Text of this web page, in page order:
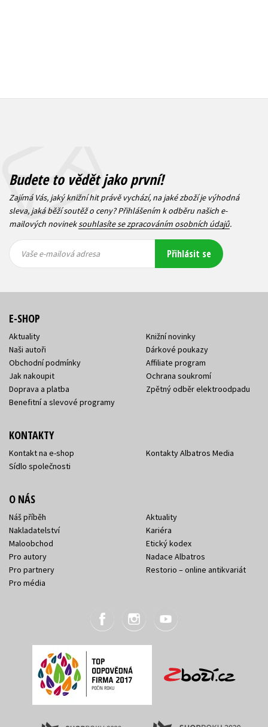
Budete to vědět jako první!
Zajímá Vás, jaký knižní hit právě vychází, na jaké zboží je výhodná
sleva, jaká běží soutěž o ceny? Přihlášením k odběru našich e-
mailových novineksouhlasíte se zpracováním osobních údajů.
mailová
mailová
Vaše e-mailová adresa Přihlásit se
E-SHOP
Aktuality
Naši autoři
Obchodní podmínky
Jak nakoupit
Doprava a platba
Benefitní a slevové programy
Knižní novinky
Dárkové poukazy
Affiliate program
Ochrana soukromí
Zpětný odběr elektroodpadu
KONTAKTY
Kontakt na e-shop
Sídlo společnosti
Kontakty Albatros Media
O NÁS
Náš příběh
Nakladatelství
Maloobchod
Pro autory
Pro partnery
Pro média
Aktuality
Kariéra
Etický kodex
Nadace Albatros
Restorio – online antikvariát